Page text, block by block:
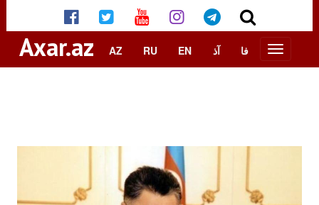
Axar.az AZ RU EN آذ فا